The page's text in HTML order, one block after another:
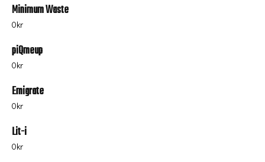
Minimum Waste
0kr
piQmeup
0kr
Emigrate
0kr
Lit-i
0kr